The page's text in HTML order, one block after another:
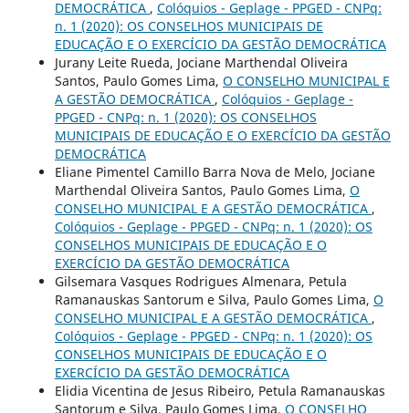
DEMOCRÁTICA , Colóquios - Geplage - PPGED - CNPq:
n. 1 (2020): OS CONSELHOS MUNICIPAIS DE
EDUCAÇÃO E O EXERCÍCIO DA GESTÃO DEMOCRÁTICA
Jurany Leite Rueda, Jociane Marthendal Oliveira
Santos, Paulo Gomes Lima, O CONSELHO MUNICIPAL E
A GESTÃO DEMOCRÁTICA , Colóquios - Geplage -
PPGED - CNPq: n. 1 (2020): OS CONSELHOS
MUNICIPAIS DE EDUCAÇÃO E O EXERCÍCIO DA GESTÃO
DEMOCRÁTICA
Eliane Pimentel Camillo Barra Nova de Melo, Jociane
Marthendal Oliveira Santos, Paulo Gomes Lima, O
CONSELHO MUNICIPAL E A GESTÃO DEMOCRÁTICA ,
Colóquios - Geplage - PPGED - CNPq: n. 1 (2020): OS
CONSELHOS MUNICIPAIS DE EDUCAÇÃO E O
EXERCÍCIO DA GESTÃO DEMOCRÁTICA
Gilsemara Vasques Rodrigues Almenara, Petula
Ramanauskas Santorum e Silva, Paulo Gomes Lima, O
CONSELHO MUNICIPAL E A GESTÃO DEMOCRÁTICA ,
Colóquios - Geplage - PPGED - CNPq: n. 1 (2020): OS
CONSELHOS MUNICIPAIS DE EDUCAÇÃO E O
EXERCÍCIO DA GESTÃO DEMOCRÁTICA
Elidia Vicentina de Jesus Ribeiro, Petula Ramanauskas
Santorum e Silva, Paulo Gomes Lima, O CONSELHO